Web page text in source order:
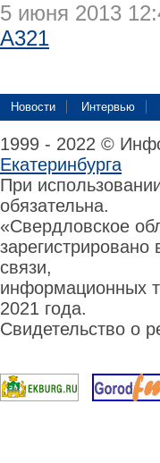
5 июня 2013
А321
Новости Интервью
1999 - 2022 ©
Екатеринбурга
При
обязательна.
«Свердловское
связи,
информационных
2021 года.
Свидетельство о